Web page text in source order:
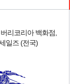
리코리아 백화점,
일즈 (전국)